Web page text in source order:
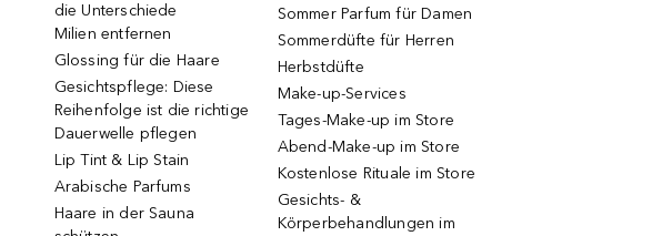
die Unterschiede
Milien entfernen
Glossing für die Haare
Gesichtspflege: Diese
Reihenfolge ist die richtige
Dauerwelle pflegen
Lip Tint & Lip Stain
Arabische Parfums
Haare in der Sauna
Sommer Parfum für Damen
Sommerdüfte für Herren
Herbstdüfte
Make-up-Services
Tages-Make-up im Store
Abend-Make-up im Store
Kostenlose Rituale im Store
Gesichts- &
Körperbehandlungen im